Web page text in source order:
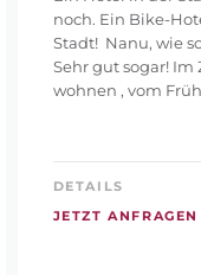
noch. Ein Bike-
Stadt! Nanu, wie
Sehr gut sogar! Im
wohnen , vom
DETAILS
JETZT ANFRAGEN